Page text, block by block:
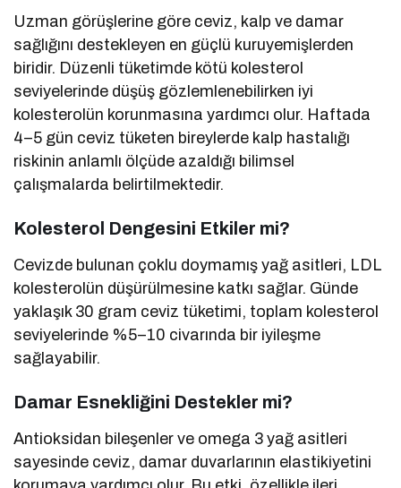
Uzman görüşlerine göre ceviz, kalp ve damar
sağlığını destekleyen en güçlü kuruyemişlerden
biridir. Düzenli tüketimde kötü kolesterol
seviyelerinde düşüş gözlemlenebilirken iyi
kolesterolün korunmasına yardımcı olur. Haftada
4–5 gün ceviz tüketen bireylerde kalp hastalığı
riskinin anlamlı ölçüde azaldığı bilimsel
çalışmalarda belirtilmektedir.
Kolesterol Dengesini Etkiler mi?
Cevizde bulunan çoklu doymamış yağ asitleri, LDL
kolesterolün düşürülmesine katkı sağlar. Günde
yaklaşık 30 gram ceviz tüketimi, toplam kolesterol
seviyelerinde %5–10 civarında bir iyileşme
sağlayabilir.
Damar Esnekliğini Destekler mi?
Antioksidan bileşenler ve omega 3 yağ asitleri
sayesinde ceviz, damar duvarlarının elastikiyetini